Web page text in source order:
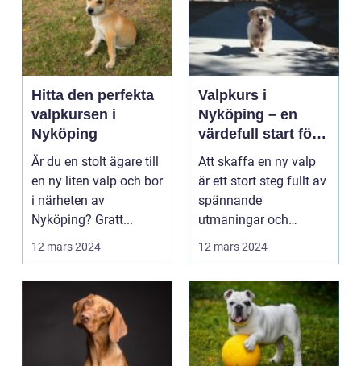
Hitta den perfekta
valpkursen i
Nyköping
Är du en stolt ägare till
en ny liten valp och bor
i närheten av
Nyköping? Gratt...
12 mars 2024
Valpkurs i
Nyköping – en
värdefull start för
dig och din valp
Att skaffa en ny valp
är ett stort steg fullt av
spännande
utmaningar och
glädjeä...
12 mars 2024